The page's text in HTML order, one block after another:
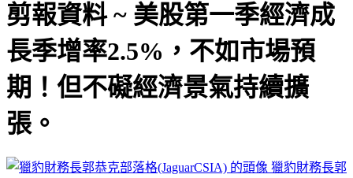
剪報資料 ~ 美股第一季經濟成
長季增率2.5%，不如市場預
期！但不礙經濟景氣持續擴
張。
獵豹財務長郭